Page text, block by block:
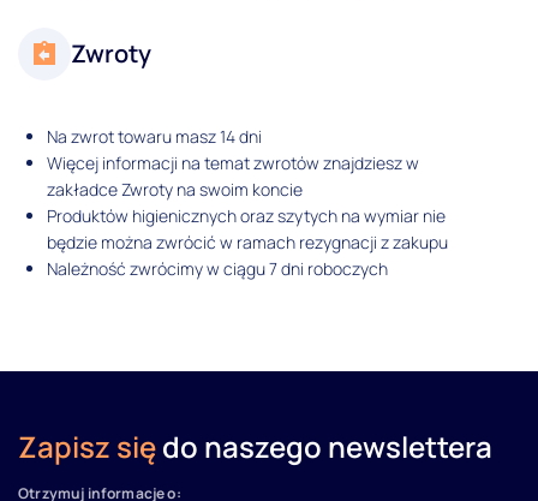
Zwroty
Na zwrot towaru masz 14 dni
Więcej informacji na temat zwrotów znajdziesz w
zakładce Zwroty na swoim koncie
Produktów higienicznych oraz szytych na wymiar nie
będzie można zwrócić w ramach rezygnacji z zakupu
Należność zwrócimy w ciągu 7 dni roboczych
Zapisz siędo naszego newslettera
Otrzymuj informacje o: